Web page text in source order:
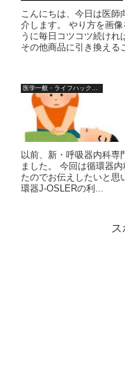
こんにちは、今日は医
介します。 やり方を画
うに毎日コツコツ続けれ
その他商品に引き換える
以前、新・呼吸器内科専
ました。 今回は循環器
たのでお伝えしたいと思
環器J-OSLERの利...